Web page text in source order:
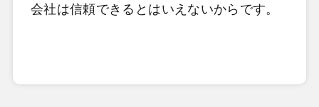
会社は信頼できるとはいえないからです。